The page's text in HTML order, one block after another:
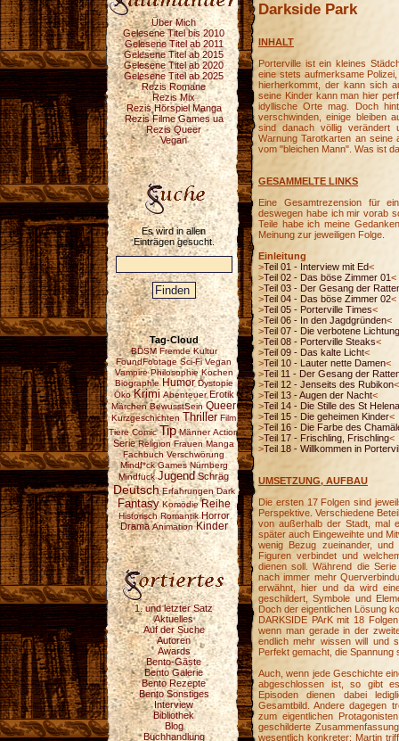
Über Mich
Gelesene Titel bis 2010
Gelesene Titel ab 2011
Gelesene Titel ab 2015
Gelesene Titel ab 2020
Gelesene Titel ab 2025
Rezis Romane
Rezis Mix
Rezis Hörspiel Manga
Rezis Filme Games ua
Rezis Queer
Vegan
Es wird in allen
Einträgen gesucht.
Tag-Cloud
BDSM Fremde Kultur
FoundFootage Sci-Fi Vegan
Vampire Philosophie Kochen
Biographie Humor Dystopie
Öko Krimi Abenteuer Erotik
Märchen BewusstSein Queer
Kurzgeschichten Thriller Film
Tiere Comic Tip Männer Action
Serie Religion Frauen Manga
Fachbuch Verschwörung
Mindf*ck Games Nürnberg
Mindfuck Jugend Schräg
Deutsch Erfahrungen Dark
Fantasy Komödie Reihe
Historisch Romantik Horror
Drama Animation Kinder
1. und letzter Satz
Aktuelles
Auf der Suche
Autoren
Awards
Bento-Gäste
Bento Galerie
Bento Rezepte
Bento Sonstiges
Interview
Bibliothek
Blog
Buchhandlung
Darkside Park
INHALT
Porterville ist ein kleines
eine stets aufmerksame
hierherkommt, der kann sich
seine Kinder kann man hier
idyllische Orte mag. Doch
verschwinden, einige bleiben
sind danach völlig verändert
Warnung Tarotkarten an seine
vom "bleichen Mann". Was ist
GESAMMELTE LINKS
Eine Gesamtrezension für
deswegen habe ich mir vorab
Teile habe ich meine
Meinung zur jeweiligen Folge.
Einleitung
>Teil 01 - Interview mit Ed<
>Teil 02 - Das böse Zimmer 01<
>Teil 03 - Der Gesang der
>Teil 04 - Das böse Zimmer 02<
>Teil 05 - Porterville Times<
>Teil 06 - In den Jagdgründen<
>Teil 07 - Die verbotene Lichtung
>Teil 08 - Porterville Steaks<
>Teil 09 - Das kalte Licht<
>Teil 10 - Lauter nette Damen<
>Teil 11 - Der Gesang der
>Teil 12 - Jenseits des Rubikon<
>Teil 13 - Augen der Nacht<
>Teil 14 - Die Stille des St
>Teil 15 - Die geheimen Kinder<
>Teil 16 - Die Farbe des
>Teil 17 - Frischling, Frischling<
>Teil 18 - Willkommen in
UMSETZUNG, AUFBAU
Die ersten 17 Folgen sind
Perspektive. Verschiedene
von außerhalb der Stadt, mal
später auch Eingeweihte und
wenig Bezug zueinander,
Figuren verbindet und
dienen soll. Während die
nach immer mehr
erwähnt, hier und da wird
geschildert, Symbole und
Doch der eigentlichen Lösung
DARKSIDE PArK mit 18
wenn man gerade in der
endlich mehr wissen will und
Perfekt gemacht, die Spannung
Auch, wenn jede Geschichte
abgeschlossen ist, so gibt
Episoden dienen dabei
Gesamtbild. Andere dagegen
zum eigentlichen
geschilderte
wesentlich konkreter: Martin